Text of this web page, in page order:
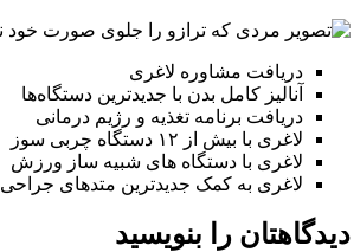
دریافت مشاوره لاغری
آنالیز کامل بدن با جدیدترین دستگاه‌ها
دریافت برنامه تغذیه و رژیم درمانی
لاغری با بیش از ۱۲ دستگاه چربی سوز
لاغری با دستگاه های شبیه ساز ورزش
لاغری به کمک جدیدترین متدهای جراحی
دیدگاهتان را بنویسید